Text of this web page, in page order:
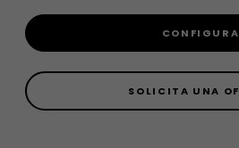
CONFIGURA
SOLICITA UNA